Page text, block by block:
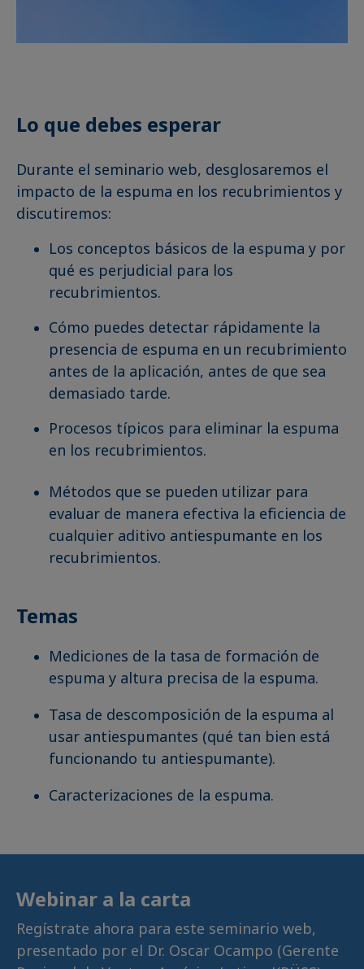
Lo que debes esperar
Durante el seminario web, desglosaremos el
impacto de la espuma en los recubrimientos y
discutiremos:
Los conceptos básicos de la espuma y por
qué es perjudicial para los
recubrimientos.
Cómo puedes detectar rápidamente la
presencia de espuma en un recubrimiento
antes de la aplicación, antes de que sea
demasiado tarde.
Procesos típicos para eliminar la espuma
en los recubrimientos.
Métodos que se pueden utilizar para
evaluar de manera efectiva la eficiencia de
cualquier aditivo antiespumante en los
recubrimientos.
Temas
Mediciones de la tasa de formación de
espuma y altura precisa de la espuma.
Tasa de descomposición de la espuma al
usar antiespumantes (qué tan bien está
funcionando tu antiespumante).
Caracterizaciones de la espuma.
Webinar a la carta
Regístrate ahora para este seminario web,
presentado por el Dr. Oscar Ocampo (Gerente